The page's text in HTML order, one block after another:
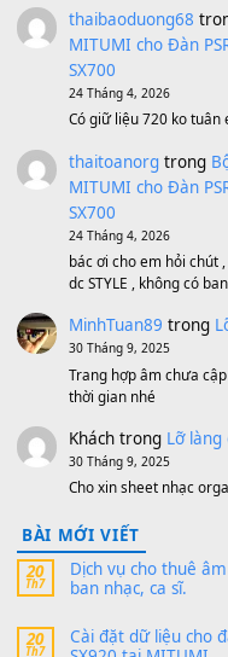
Bánh xe
500,000
Bộ mạch
Cũ
1,200,000₫
MinhTuan89
– Sample
11 Tháng 7, 2026
https://
mitumi-cho-dan-
thaibaoduong68
MITUMI cho Đàn
SX700
Có giữ liệu 720 ko
thaitoanorgtrong
SX700